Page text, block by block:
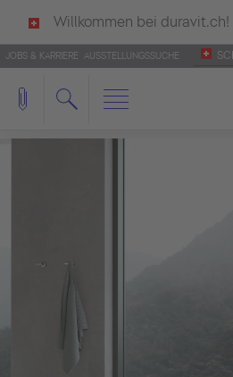
Willkommen bei duravit.ch!
deutsch als Ihre Sprache erkannt.
Français Italiano
JOBS & KARRIERE AUSSTELLUNGSSUCHE